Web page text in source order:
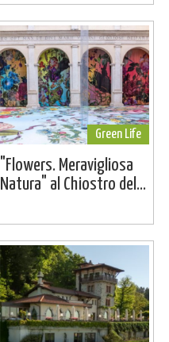
Green Life
"Flowers. Meravigliosa
Natura" al Chiostro del...